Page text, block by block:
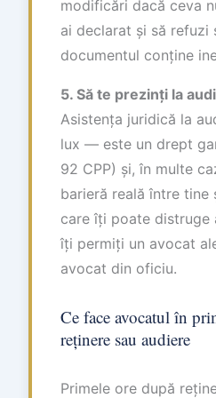
modificări dacă ceva
ai declarat și să refuzi
documentul conține
5. Să te prezinți la
Asistența juridică la
lux — este un drept
92 CPP) și, în multe
barieră reală între tine
care îți poate distruge
îți permiți un avocat
avocat din oficiu.
Ce face avocatul în
reținere sau audiere
Primele ore după